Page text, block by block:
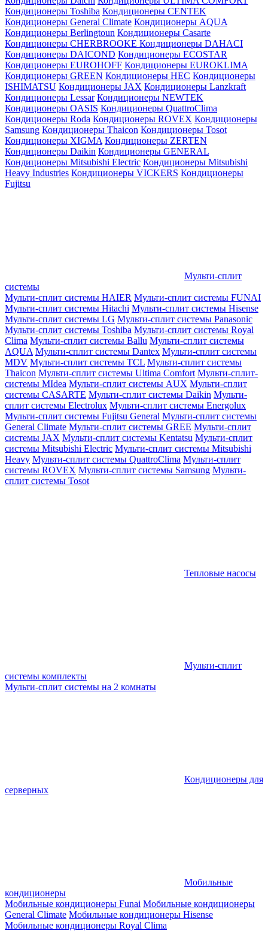
Кондиционеры Toshiba Кондиционеры CENTEK
Кондиционеры General Climate Кондиционеры AQUA
Кондиционеры Berlingtoun Кондиционеры Casarte
Кондиционеры CHERBROOKE Кондиционеры DAHACI
Кондиционеры DAICOND Кондиционеры ECOSTAR
Кондиционеры EUROHOFF Кондиционеры EUROKLIMA
Кондиционеры GREEN Кондиционеры HEC Кондиционеры
ISHIMATSU Кондиционеры JAX Кондиционеры Lanzkraft
Кондиционеры Lessar Кондиционеры NEWTEK
Кондиционеры OASIS Кондиционеры QuattroClima
Кондиционеры Roda Кондиционеры ROVEX Кондиционеры
Samsung Кондиционеры Thaicon Кондиционеры Tosot
Кондиционеры XIGMA Кондиционеры ZERTEN
Кондиционеры Daikin Кондиционеры GENERAL
Кондиционеры Mitsubishi Electric Кондиционеры Mitsubishi
Heavy Industries Кондиционеры VICKERS Кондиционеры
Fujitsu
Мульти-сплит
системы
Мульти-сплит системы HAIER Мульти-сплит системы FUNAI
Мульти-сплит системы Hitachi Мульти-сплит системы Hisense
Мульти-сплит системы LG Мульти-сплит системы Panasonic
Мульти-сплит системы Toshiba Мульти-сплит системы Royal
Clima Мульти-сплит системы Ballu Мульти-сплит системы
AQUA Мульти-сплит системы Dantex Мульти-сплит системы
MDV Мульти-сплит системы TCL Мульти-сплит системы
Thaicon Мульти-сплит системы Ultima Comfort Мульти-сплит-
системы MIdea Мульти-сплит системы AUX Мульти-сплит
системы CASARTE Мульти-сплит системы Daikin Мульти-
сплит системы Electrolux Мульти-сплит системы Energolux
Мульти-сплит системы Fujitsu General Мульти-сплит системы
General Climate Мульти-сплит системы GREE Мульти-сплит
системы JAX Мульти-сплит системы Kentatsu Мульти-сплит
системы Mitsubishi Electric Мульти-сплит системы Mitsubishi
Heavy Мульти-сплит системы QuattroClima Мульти-сплит
системы ROVEX Мульти-сплит системы Samsung Мульти-
сплит системы Tosot
Тепловые насосы
Мульти-сплит
системы комплекты
Мульти-сплит системы на 2 комнаты
Кондиционеры для
серверных
Мобильные
кондиционеры
Мобильные кондиционеры Funai Мобильные кондиционеры
General Climate Мобильные кондиционеры Hisense
Мобильные кондиционеры Royal Clima